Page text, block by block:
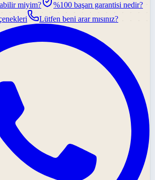
miyim?
%100 başarı garantisi nedir?
Lütfen beni arar mısınız?